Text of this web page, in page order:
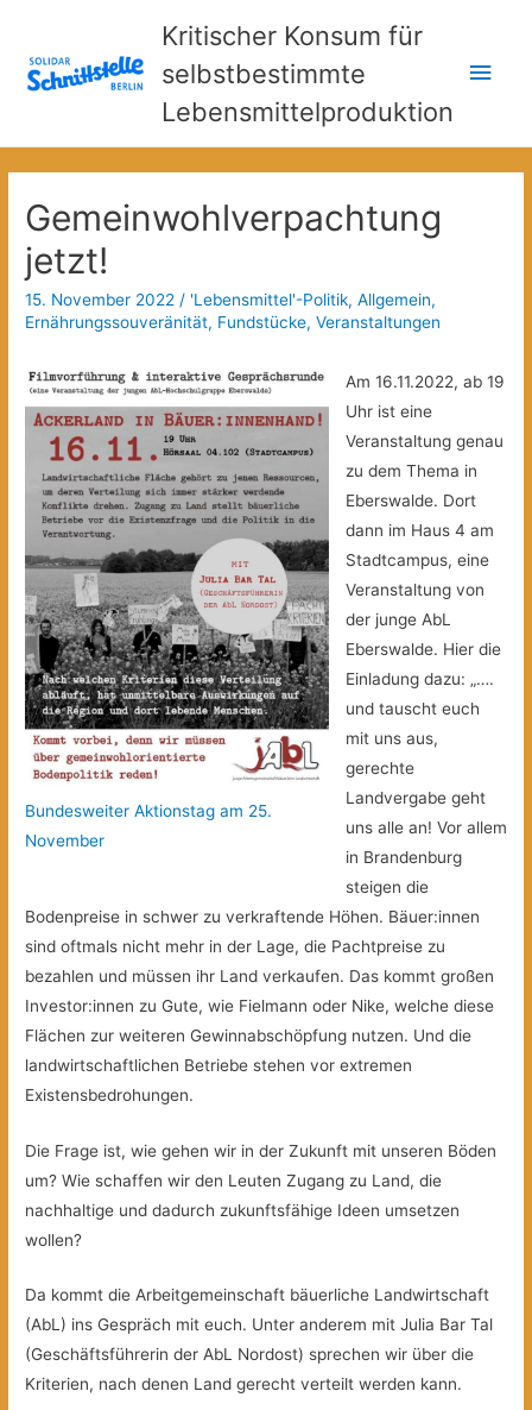
Kritischer Konsum für
selbstbestimmte
Lebensmittelproduktion
Gemeinwohlverpachtung
jetzt!
15. November 2022 / 'Lebensmittel'-Politik,Allgemein,
Ernährungssouveränität, Fundstücke,Veranstaltungen
Bundesweiter Aktionstag am 25.
November
Am 16.11.2022, ab 19
Uhr ist eine
Veranstaltung genau
zu dem Thema in
Eberswalde. Dort
dann im Haus 4 am
Stadtcampus, eine
Veranstaltung von
der junge AbL
Eberswalde. Hier die
Einladung dazu: „….
und tauscht euch
mit uns aus,
gerechte
Landvergabe geht
uns alle an! Vor allem
in Brandenburg
steigen die
Bodenpreise in schwer zu verkraftende Höhen. Bäuer:innen
sind oftmals nicht mehr in der Lage, die Pachtpreise zu
bezahlen und müssen ihr Land verkaufen. Das kommt großen
Investor:innen zu Gute, wie Fielmann oder Nike, welche diese
Flächen zur weiteren Gewinnabschöpfung nutzen. Und die
landwirtschaftlichen Betriebe stehen vor extremen
Existensbedrohungen.
Die Frage ist, wie gehen wir in der Zukunft mit unseren Böden
um? Wie schaffen wir den Leuten Zugang zu Land, die
nachhaltige und dadurch zukunftsfähige Ideen umsetzen
wollen?
Da kommt die Arbeitgemeinschaft bäuerliche Landwirtschaft
(AbL) ins Gespräch mit euch. Unter anderem mit Julia Bar Tal
(Geschäftsführerin der AbL Nordost) sprechen wir über die
Kriterien, nach denen Land gerecht verteilt werden kann.